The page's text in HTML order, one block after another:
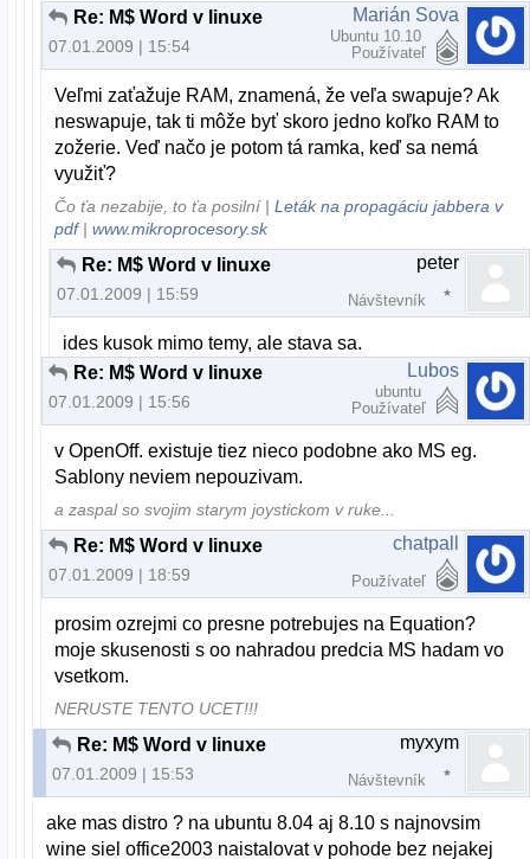
Re: M$ Word v linuxe
07.01.2009 | 15:54
Marián Sova
Ubuntu 10.10
Používateľ
Veľmi zaťažuje RAM, znamená, že veľa swapuje? Ak
neswapuje, tak ti môže byť skoro jedno koľko RAM to
zožerie. Veď načo je potom tá ramka, keď sa nemá
využiť?
Čo ťa nezabije, to ťa posilní |Leták na propagáciu jabbera v
pdf|www.mikroprocesory.sk
Re: M$ Word v linuxe
07.01.2009 | 15:59
peter
Návštevník
ides kusok mimo temy, ale stava sa.
Re: M$ Word v linuxe
07.01.2009 | 15:56
Lubos
ubuntu
Používateľ
v OpenOff. existuje tiez nieco podobne ako MS eg.
Sablony neviem nepouzivam.
a zaspal so svojim starym joystickom v ruke...
Re: M$ Word v linuxe
07.01.2009 | 18:59
chatpall
Používateľ
prosim ozrejmi co presne potrebujes na Equation?
moje skusenosti s oo nahradou predcia MS hadam vo
vsetkom.
NERUSTE TENTO UCET!!!
Re: M$ Word v linuxe
07.01.2009 | 15:53
myxym
Návštevník
ake mas distro ? na ubuntu 8.04 aj 8.10 s najnovsim
wine siel office2003 naistalovat v pohode bez nejakej